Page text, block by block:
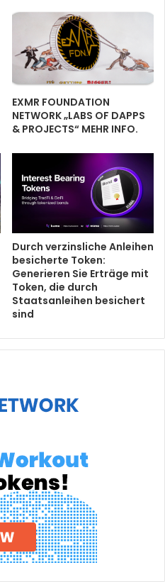
EXMR FOUNDATION
NETWORK „LABS OF DAPPS
& PROJECTS“ MEHR INFO.
Durch verzinsliche Anleihen
besicherte Token:
Generieren Sie Erträge mit
Token, die durch
Staatsanleihen besichert
sind